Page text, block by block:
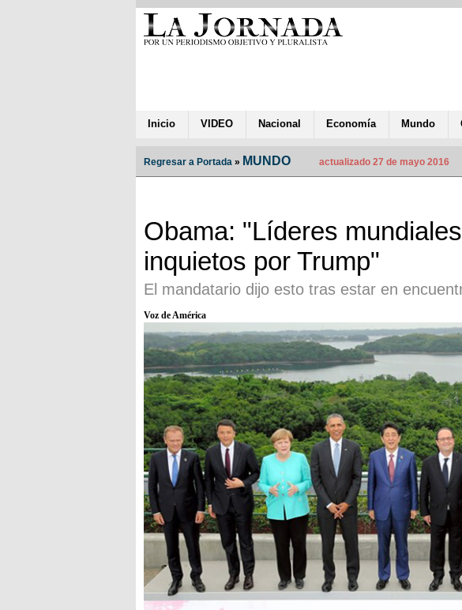
Inicio VIDEO Nacional Economía Mundo
Regresar a Portada » MUNDO actualizado 27 de mayo 2016
Obama: "Líderes
inquietos por Trump"
El mandatario dijo esto tras estar en
Voz de América